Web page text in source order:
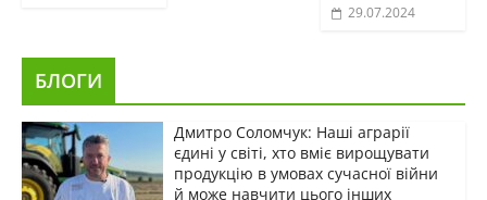
29.07.2024
БЛОГИ
Дмитро Соломчук: Наші аграрії
єдині у світі, хто вміє вирощувати
продукцію в умовах сучасної війни
й може навчити цього інших